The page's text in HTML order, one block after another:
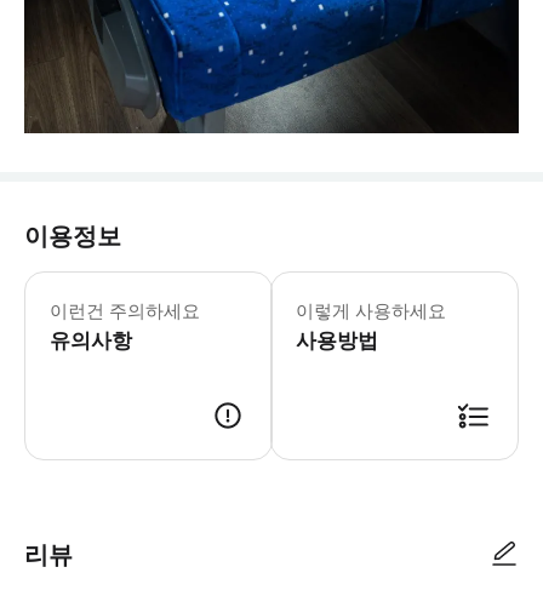
이용정보
이런건 주의하세요
유의사항
- 탑승 장소: 참고:터미널 아마야자에
- 수하물 정보 * 표준 수하물 기준:
- 이용요건 * 만 0-1세는 무료로 입장
- 추가정보 * 차량 내 음식물 섭취는
- 바우처 유효기간 * 바우처는 지정된
이렇게 사용하세요
사용방법
리뷰